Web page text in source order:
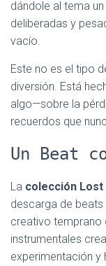
dándole al tema
deliberadas y
vacío.
Este no es el tipo
diversión. Está
algo—sobre la
recuerdos que
Un Beat
La colección Lost
descarga de beats
creativo temprano
instrumentales
experimentación y